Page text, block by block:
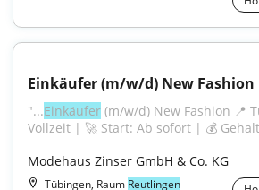
Einkäufer (m/w/d) New Fashion
"...Einkäufer (m/w/d) New Fashion 📍
Vollzeit | 🚀 Start: Ab sofort | 💰
Modehaus Zinser GmbH & Co. KG
Tübingen, Raum Reutlingen